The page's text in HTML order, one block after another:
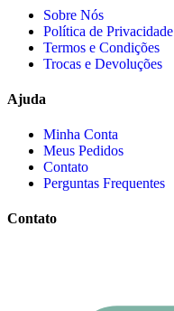
Sobre Nós
Política de Privacidade
Termos e Condições
Trocas e Devoluções
Ajuda
Minha Conta
Meus Pedidos
Contato
Perguntas Frequentes
Contato